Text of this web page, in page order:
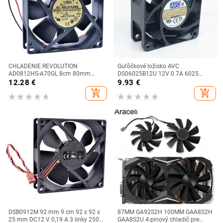
CHLADENIE REVOLUTION
AD0812HS-A70GL 8cm 80mm
ventilátor 8025 12V 0.25A Úplne
ventilátor pre chladenie šasi
12.28 €
add_shopping_cart
Guľôčkové ložisko AVC
DS06025B12U 12V 0.7A 6025
60MM 60x60x25MM Ventilátor CPU
pre počítačovú skriňu Chladiaci
ventilátor so 4pin PWM
9.93 €
add_shopping_cart
DSB0912M 92 mm 9 cm 92 x 92 x
25 mm DC12 V 0,19 A 3 linky 2500
87MM GA92S2H 100MM GAA8S2H
GAA8S2U 4-pinový chladič pre